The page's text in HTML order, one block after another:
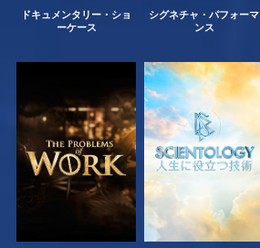
ドキュメンタリー・ショ
ーケース
シグネチャ・パフォーマ
ンス